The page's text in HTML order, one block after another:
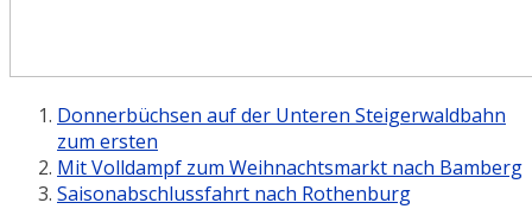
Donnerbüchsen auf der Unteren Steigerwaldbahn
zum ersten
Mit Volldampf zum Weihnachtsmarkt nach Bamberg
Saisonabschlussfahrt nach Rothenburg